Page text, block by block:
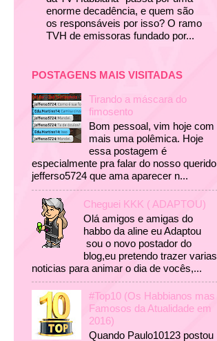
enorme decadência, e quem são
os responsáveis por isso? O ramo
TVH de emissoras fundado por...
POSTAGENS MAIS VISITADAS
Tirando a máscara do
fimosento
Bom pessoal, vim hoje com
mais uma polêmica. Hoje
essa postagem é
especialmente pra falar do nosso querido
jefferso5724 que ama aparecer n...
Cheguei KKK ( ADAPTOU)
Olá amigos e amigas do
habbo da aline eu Adaptou
sou o novo postador do
blog,eu pretendo trazer varias
noticias para animar o dia de vocês,...
#Top10 (Os Habbianos mas
Famosos da Atualidade em
2016)
Quando Paulo10123 postou